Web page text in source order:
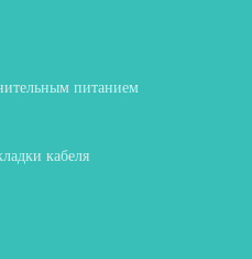
питанием
кабеля